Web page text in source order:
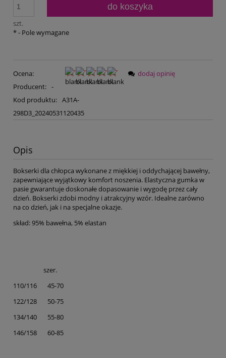
szt.
do koszyka
*- Pole wymagane
Ocena:
Producent: -
Kod produktu: A31A-
298D3_20240531120435
dodaj opinię
Opis
Bokserki dla chłopca wykonane z miękkiej i oddychającej bawełny,
zapewniające wyjątkowy komfort noszenia. Elastyczna gumka w
pasie gwarantuje doskonałe dopasowanie i wygodę przez cały
dzień. Bokserki zdobi modny i atrakcyjny wzór. Idealne zarówno
na co dzień, jak i na specjalne okazje.
skład: 95% bawełna, 5% elastan
szer.
110/116 45-70
122/128 50-75
134/140 55-80
146/158 60-85